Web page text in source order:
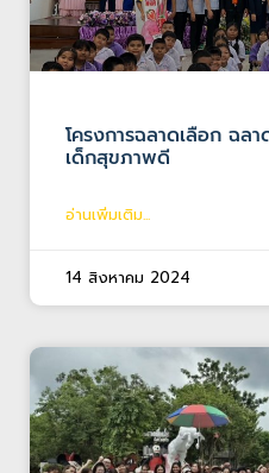
โครงการฉลาดเลือก ฉล
เด็กสุขภาพดี
อ่านเพิ่มเติม...
14 สิงหาคม 2024